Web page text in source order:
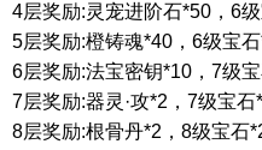
4层奖励:灵宠进阶石*50，6
5层奖励:橙铸魂*40，6级宝
6层奖励:法宝密钥*10，7级
7层奖励:器灵·攻*2，7级宝
8层奖励:根骨丹*2，8级宝石